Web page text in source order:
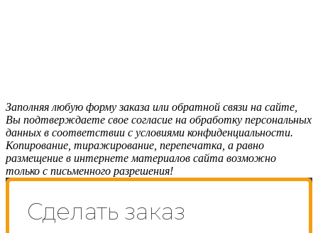
Заполняя любую форму заказа или обратной связи на сайте,
Вы подтверждаете свое согласие на обработку персональных
данных в соответствии с условиями конфиденциальности.
Копирование, тиражирование, перепечатка, а равно
размещение в интернете материалов сайта возможно
только с письменного разрешения!
Сделать заказ